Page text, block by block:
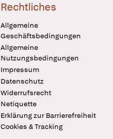
Rechtliches
Allgemeine
Geschäftsbedingungen
Allgemeine
Nutzungsbedingungen
Impressum
Datenschutz
Widerrufsrecht
Netiquette
Erklärung zur Barrierefreiheit
Cookies & Tracking